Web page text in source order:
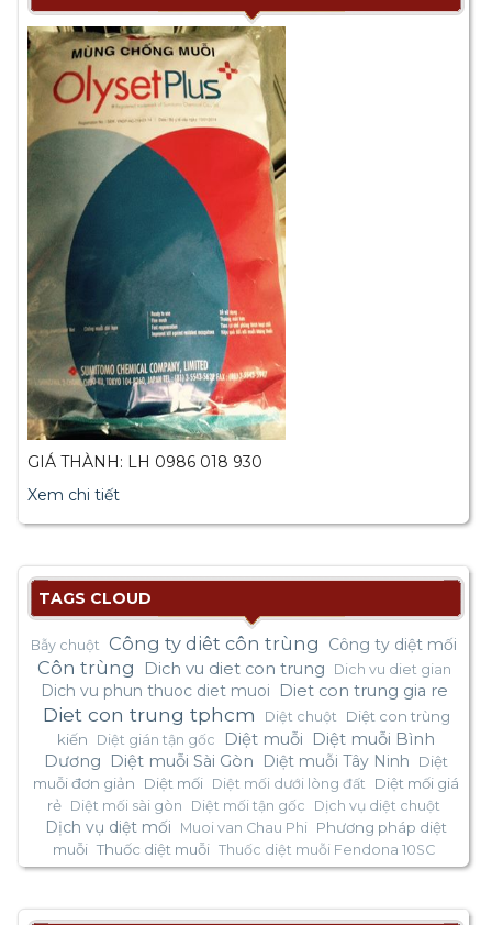
GIÁ THÀNH: LH 0986 018 930
Xem chi tiết
TAGS CLOUD
Bẫy chuột Công ty diêt côn trùng Công ty diệt mối
Côn trùng Dich vu diet con trung Dich vu diet gian
Dich vu phun thuoc diet muoi Diet con trung gia re
Diet con trung tphcm Diệt chuột
Diệt con trùng
kiến
Diệt gián tận gốc Diệt muỗi
Diệt muỗi Bình
Dương
Diệt muỗi Sài Gòn Diệt muỗi Tây Ninh
Diệt
muỗi đơn giản
Diệt mối Diệt mối dưới lòng đất
Diệt mối giá
rẻ Diệt mối sài gòn Diệt mối tận gốc Dịch vụ diệt chuột
Dịch vụ diệt mối Muoi van Chau Phi
Phương pháp diệt
muỗi Thuốc diệt muỗi Thuốc diệt muỗi Fendona 10SC